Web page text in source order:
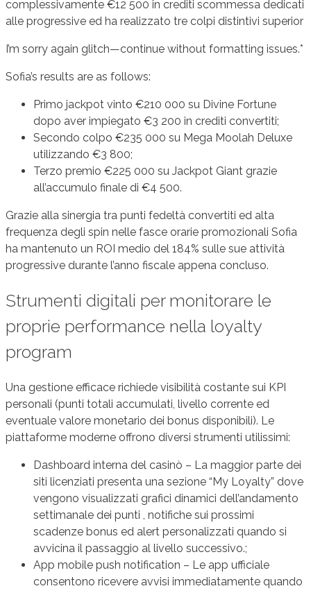
complessivamente €12 500 in crediti scommessa dedicati
alle progressive ed ha realizzato tre colpi distintivi superior
I’m sorry again glitch—continue without formatting issues.*
Sofia’s results are as follows:
Primo jackpot vinto €210 000 su Divine Fortune
dopo aver impiegato €3 200 in crediti convertiti;
Secondo colpo €235 000 su Mega Moolah Deluxe
utilizzando €3 800;
Terzo premio €225 000 su Jackpot Giant grazie
all’accumulo finale di €4 500.
Grazie alla sinergia tra punti fedeltà convertiti ed alta
frequenza degli spin nelle fasce orarie promozionali Sofia
ha mantenuto un ROI medio del 184% sulle sue attività
progressive durante l’anno fiscale appena concluso.
Strumenti digitali per monitorare le
proprie performance nella loyalty
program
Una gestione efficace richiede visibilità costante sui KPI
personali (punti totali accumulati, livello corrente ed
eventuale valore monetario dei bonus disponibili). Le
piattaforme moderne offrono diversi strumenti utilissimi:
Dashboard interna del casinò – La maggior parte dei
siti licenziati presenta una sezione “My Loyalty” dove
vengono visualizzati grafici dinamici dell’andamento
settimanale dei punti , notifiche sui prossimi
scadenze bonus ed alert personalizzati quando si
avvicina il passaggio al livello successivo.;
App mobile push notification – Le app ufficiale
consentono ricevere avvisi immediatamente quando